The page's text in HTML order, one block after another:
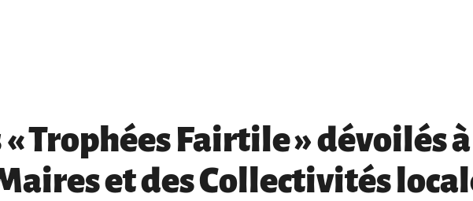
Trophées Fairtile » dévoilés
et des Collectivités